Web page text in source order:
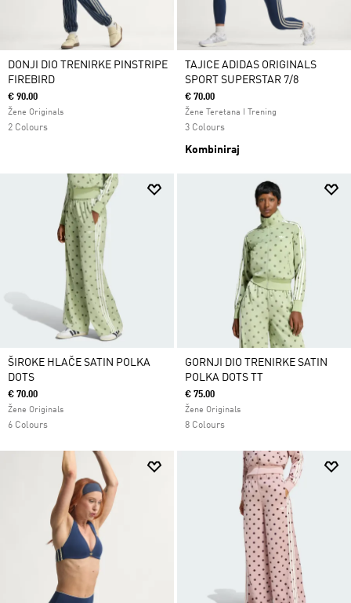
DONJI DIO TRENIRKE PINSTRIPE
FIREBIRD
€ 90.00
Žene Originals
2 Colours
TAJICE ADIDAS ORIGINALS
SPORT SUPERSTAR 7/8
€ 70.00
Žene Teretana I Trening
3 Colours
Kombiniraj
ŠIROKE HLAČE SATIN POLKA
DOTS
€ 70.00
Žene Originals
6 Colours
GORNJI DIO TRENIRKE SATIN
POLKA DOTS TT
€ 75.00
Žene Originals
8 Colours